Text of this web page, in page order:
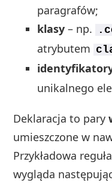
paragrafów;
klasy – np.
atrybutem
unikalnego
Deklaracja to pary
umieszczone w
Przykładowa
wygląda